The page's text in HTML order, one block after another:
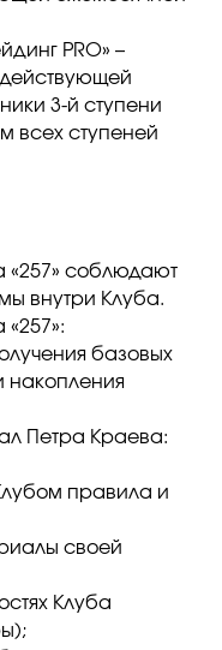
PRO» –
3-й ступени
всех ступеней
«257» соблюдают
внутри Клуба.
«257»:
базовых
накопления
Петра Краева:
правила и
своей
Клуба